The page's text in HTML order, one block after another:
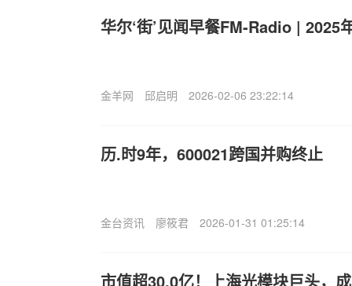
华尔‘街’见闻早餐FM-Radio | 2025
金羊网 邱启明 2026-02-06 23:22:14
历.时9年，600021跨国并购终止
金台资讯 廖筱君 2026-01-31 01:25:14
市值超30.0亿！上海光模块巨头，